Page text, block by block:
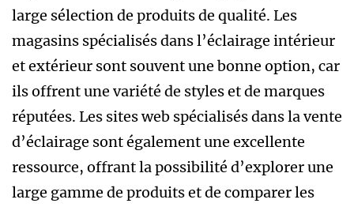
large sélection de produits de qualité. Les
magasins spécialisés dans l’éclairage intérieur
et extérieur sont souvent une bonne option, car
ils offrent une variété de styles et de marques
réputées. Les sites web spécialisés dans la vente
d’éclairage sont également une excellente
ressource, offrant la possibilité d’explorer une
large gamme de produits et de comparer les